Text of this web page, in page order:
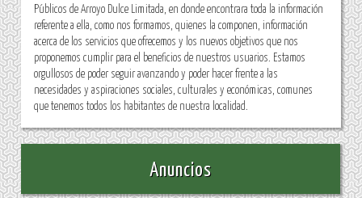
Públicos de Arroyo Dulce Limitada, en donde encontrara toda la información
referente a ella, como nos formamos, quienes la componen, información
acerca de los servicios que ofrecemos y los nuevos objetivos que nos
proponemos cumplir para el beneficios de nuestros usuarios. Estamos
orgullosos de poder seguir avanzando y poder hacer frente a las
necesidades y aspiraciones sociales, culturales y económicas, comunes
que tenemos todos los habitantes de nuestra localidad.
Anuncios